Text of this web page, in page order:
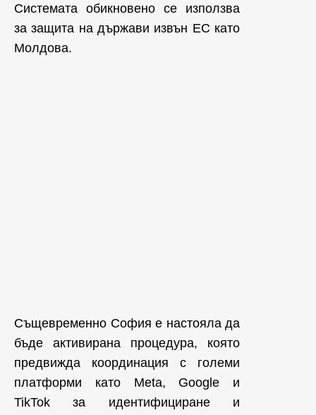
Системата обикновено се използва
за защита на държави извън ЕС като
Молдова.
Същевременно София е настояла да
бъде активирана процедура, която
предвижда координация с големи
платформи като Meta, Google и
TikTok за идентифициране и